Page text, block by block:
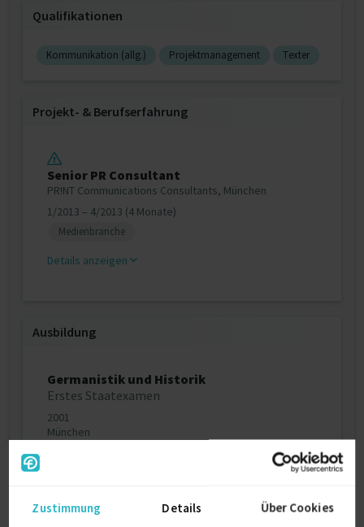
Zustimmung Details Über Cookies
Qualifikationen
Kommunikation (allg.) Projektmanagement Texter
Projekt‐ & Berufserfahrung
Senior PR Consultant
PR!NT Communications Consultants, München
1/2013 – 4/2013 (4 Monate)
Medienbranche
Details anzeigen
Ausbildung
Germanistik und Historik
Erstes Staatexamen
2001
München
Über mich